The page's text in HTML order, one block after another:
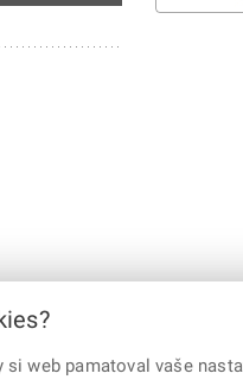
web pamatoval vaše